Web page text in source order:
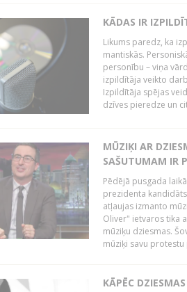
KĀDAS IR
Likums paredz, ka
mantiskās.
personību – viņa
izpildītāja veikto
Izpildītāja spējas
dzīves pieredze un
MŪZIĶI AR
SAŠUTUMAM IR
Pēdējā pusgada
prezidenta
atļaujas izmanto
Oliver" ietvaros tika
mūziķu dziesmas.
mūziķi savu
KĀPĒC